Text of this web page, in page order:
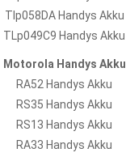
Tlp058DA Handys Akku
TLp049C9 Handys Akku
Motorola Handys Akku
RA52 Handys Akku
RS35 Handys Akku
RS13 Handys Akku
RA33 Handys Akku